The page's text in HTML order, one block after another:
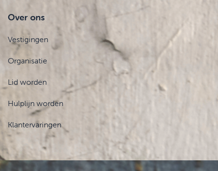
Over ons
Vestigingen
Organisatie
Lid worden
Hulplijn worden
Klantervaringen